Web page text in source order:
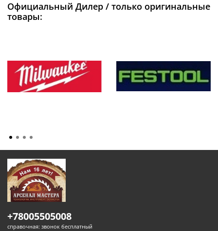
Официальный Дилер / только оригинальные
товары:
+78005505008
справочная: звонок бесплатный